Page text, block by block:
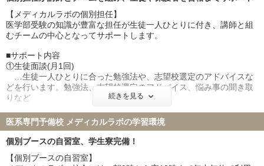
金沢医科大学 40名
北里大学 43名
久留米大学 54名
岩手医科大学 35名
埼玉医科大学 30名
獨協医科大学 6名
川崎医科大学 49名
【2026年度医学部医学科合格者数1,339名！】
（イベント参加者や模試のみの受験者は含まれません）
とつなげます。
【メディカルラボの個別担任】
医学部受験の知識が豊富な担任が生徒一人ひとりに付き、講師と組
むチームの中心となってサポートします。
■サポート内容
①生徒面談(月1回)
…生徒一人ひとりに合った勉強法や、志望校選定のアドバイスな
どを行います。勉強法、志望校選定のアドバイス、悩み事の聞き取
りなど
②保護者面談(学期ごと)
…不安や悩みのお子様に関する不安解消、受験情報の伝達お知ら
せなど
③カリキュラム、学習スケジュールの調整
続きを見る
医系専門予備校 メディカルラボの学習環境
個別ブースの自習室、学生寮完備！
【個別ブースの自習室】